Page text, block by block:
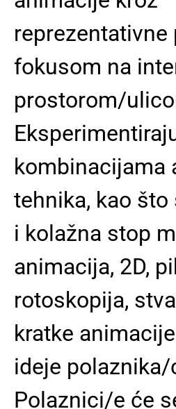
reprezentativne
fokusom na
prostorom/
kombinacijama
tehnika, kao
i kolažna stop
animacija, 2D,
rotoskopija,
kratke
ideje polaznika/
Polaznici/e će